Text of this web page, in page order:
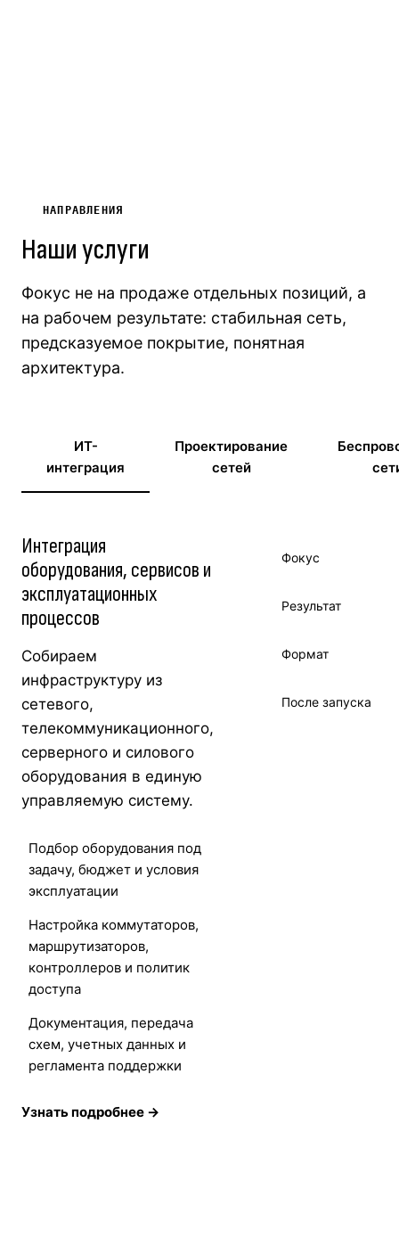
НАПРАВЛЕНИЯ
Наши услуги
Фокус не на продаже отдельных позиций, а
на рабочем результате: стабильная сеть,
предсказуемое покрытие, понятная
архитектура.
ИТ-
интеграция
Проектирование
сетей
Интеграция
оборудования, сервисов и
эксплуатационных
процессов
Собираем
инфраструктуру из
сетевого,
телекоммуникационного,
серверного и силового
оборудования в единую
управляемую систему.
Подбор оборудования под
задачу, бюджет и условия
эксплуатации
Настройка коммутаторов,
маршрутизаторов,
контроллеров и политик
доступа
Документация, передача
схем, учетных данных и
регламента поддержки
Узнать подробнее →
Фокус
Результат
Формат
После запуска